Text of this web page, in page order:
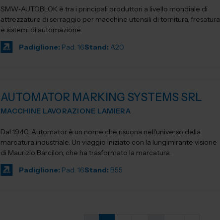
SMW‑AUTOBLOK è tra i principali produttori a livello mondiale di
attrezzature di serraggio per macchine utensili di tornitura, fresatura
e sistemi di automazione
Padiglione: Pad. 16Stand: A20
AUTOMATOR MARKING SYSTEMS SRL
MACCHINE LAVORAZIONE LAMIERA
Dal 1940, Automator è un nome che risuona nell'universo della
marcatura industriale. Un viaggio iniziato con la lungimirante visione
di Maurizio Barcilon, che ha trasformato la marcatura...
Padiglione: Pad. 16Stand: B55